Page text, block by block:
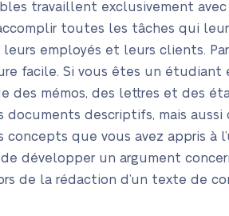
travaillent exclusivement avec
toutes les tâches qui
employés et leurs clients.
facile. Si vous êtes un étudiant
mémos, des lettres et des
descriptifs, mais
que vous avez appris à
développer un argument
de la rédaction d’un texte de